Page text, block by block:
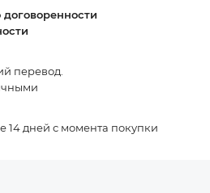
договоренности
перевод.
14 дней с момента покупки